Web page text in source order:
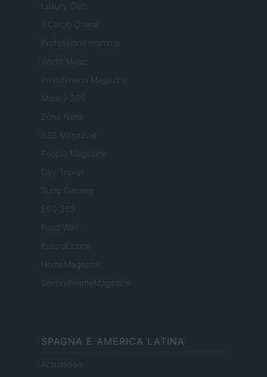
Luxury Club
Il Calcio Online
Professione mamma
World Music
Investimenti Magazine
Money 365
Zona Nerd
B2B Magazine
People Magazine
Day Travel
Tutto Gaming
ESG 365
Food Wiki
FuturoDonna
HomeMagazine
SecondHomeMagazine
SPAGNA E AMERICA LATINA
Actualidad